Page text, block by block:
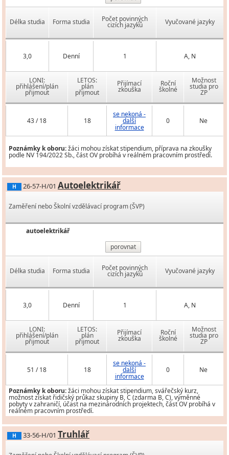
Délka studia Forma studia Počet povinných
cizích jazyků Vyučované jazyky
3,0 Denní 1 A, N
LONI:
přihlášení/plán
přijmout
LETOS:
plán
přijmout
Přijímací
zkouška
Roční
školné
Možnost
studia pro
ZP
43 / 18 18
se nekoná -
další
informace
0 Ne
Poznámky k oboru:žáci mohou získat stipendium, příprava na zkoušky
podle NV 194/2022 Sb., část OV probíhá v reálném pracovním prostředí.
H 26-57-H/01 Autoelektrikář
Zaměření nebo Školní vzdělávací program (ŠVP)
autoelektrikář
porovnat
Délka studia Forma studia Počet povinných
cizích jazyků Vyučované jazyky
3,0 Denní 1 A, N
LONI:
přihlášení/plán
přijmout
LETOS:
plán
přijmout
Přijímací
zkouška
Roční
školné
Možnost
studia pro
ZP
51 / 18 18
se nekoná -
další
informace
0 Ne
Poznámky k oboru:žáci mohou získat stipendium, svářečský kurz,
možnost získat řidičský průkaz skupiny B, C (zdarma B, C), výměnné
pobyty v zahraničí, účast na mezinárodních projektech, část OV probíhá v
reálném pracovním prostředí.
H 33-56-H/01 Truhlář